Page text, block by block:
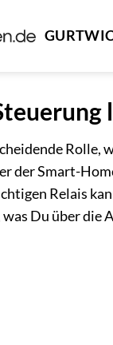
Rolle,
der Smart-
Relais
Du über